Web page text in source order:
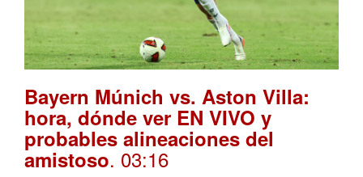
Bayern Múnich vs. Aston Villa:
hora, dónde ver EN VIVO y
probables alineaciones del
amistoso. 03:16